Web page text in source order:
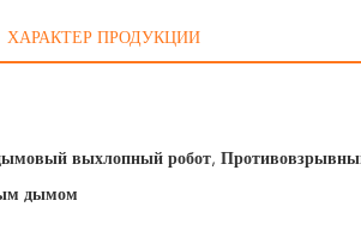
ХАРАКТЕР ПРОДУКЦИИ
выхлопный робот,
дымом